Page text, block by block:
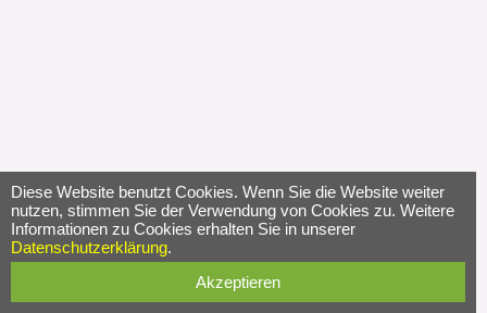
Diese Website benutzt Cookies. Wenn Sie die Website weiter
nutzen, stimmen Sie der Verwendung von Cookies zu. Weitere
Informationen zu Cookies erhalten Sie in unserer
Datenschutzerklärung.
Akzeptieren